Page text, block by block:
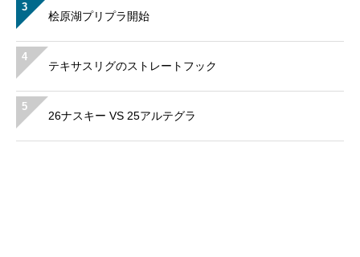
3
桧原湖プリプラ開始
4
テキサスリグのストレートフック
5
26ナスキー VS 25アルテグラ